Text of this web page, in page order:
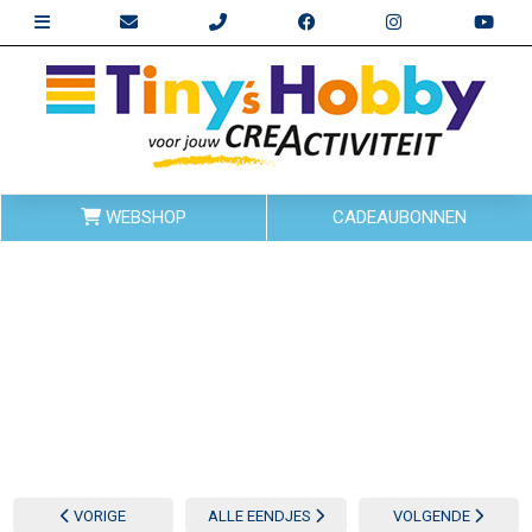
WEBSHOP CADEAUBONNEN
VORIGE ALLE EENDJES VOLGENDE